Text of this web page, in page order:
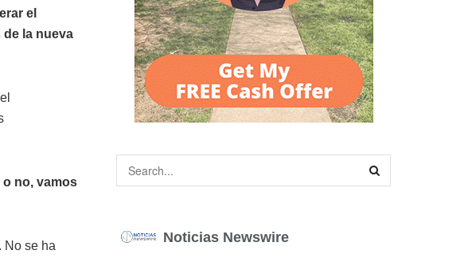
el
la nueva
no, vamos
No se ha
Noticias Newswire